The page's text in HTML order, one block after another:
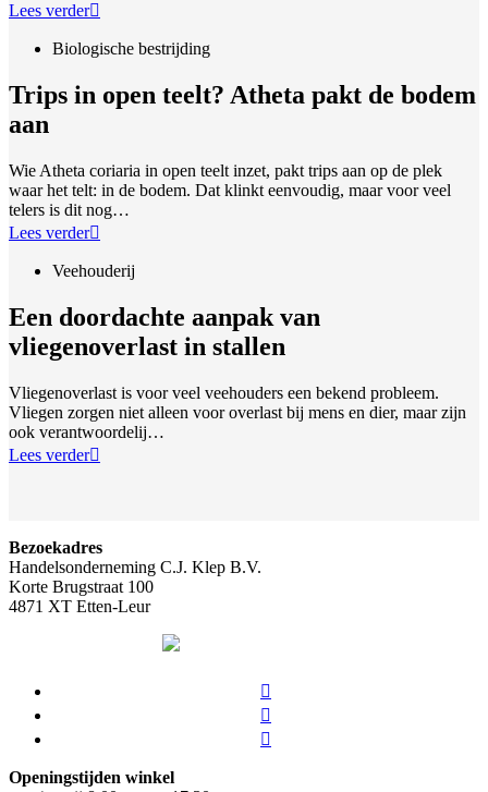
Lees verder
Biologische bestrijding
Trips in open teelt? Atheta pakt de bodem
aan
Wie Atheta coriaria in open teelt inzet, pakt trips aan op de plek
waar het telt: in de bodem. Dat klinkt eenvoudig, maar voor veel
telers is dit nog…
Lees verder
Veehouderij
Een doordachte aanpak van
vliegenoverlast in stallen
Vliegenoverlast is voor veel veehouders een bekend probleem.
Vliegen zorgen niet alleen voor overlast bij mens en dier, maar zijn
ook verantwoordelij…
Lees verder
Bezoekadres
Handelsonderneming C.J. Klep B.V.
Korte Brugstraat 100
4871 XT Etten-Leur
Openingstijden winkel